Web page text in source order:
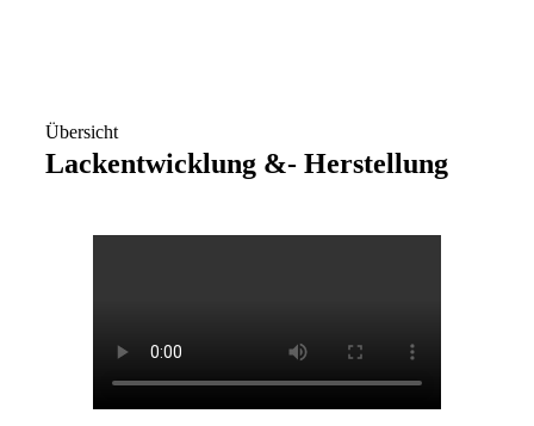
Lackentwicklung &- Herstellung
Übersicht